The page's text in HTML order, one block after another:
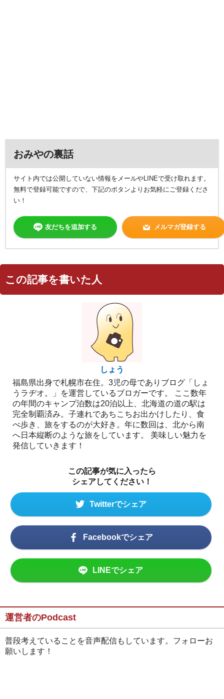
おみやの裏話
サイト内では公開していない情報をメールやLINEで受け取れます。
無料で登録可能ですので、下記のボタンよりお気軽にご登録くださ
い！
友だちを追加する メルマガ登録する
この記事を書いた人
しょう
福島県出身で札幌市在住。3児の母でありブログ「しょ
うラヂオ。」を運営しているブロガーです。 ここ数年
の年間のキャンプ泊数は20泊以上、北海道の道の駅は
完全制覇済み。子連れであちこちお出かけしたり、食
べ歩き、旅をするのが大好き。年に数回は、北から南
へ日本縦断のような旅をしています。 美味しい魅力を
発信していきます！
この記事が気に入ったら
シェアしてください！
Twitterでシェア
Facebookでシェア
LINEでシェア
運営者のPodcast
普段考えていることを音声配信もしています。フォローお
願いします！